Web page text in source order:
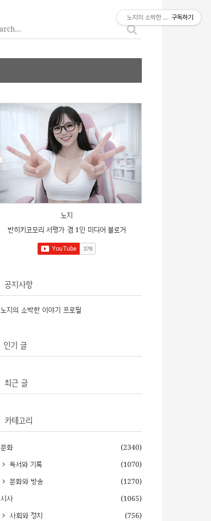
노지
반히키코모리 서평가 겸 1인 미디어 블로거
공지사항
노지의 소박한 이야기 프로필
인기 글
최근 글
카테고리
문화
(2340)
독서와 기록
(1070)
문화와 방송
(1270)
시사
(1065)
사회와 정치
(756)
노지의 소박한 이야기구독하기